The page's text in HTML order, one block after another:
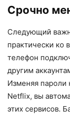
Срочно
Следующий
практически ко
телефон
другим
Изменяя пароли
Netflix, вы
этих сервисов.